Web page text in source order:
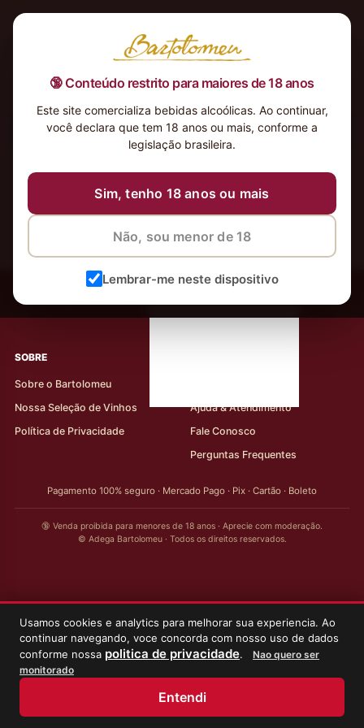
🔞 Conteúdo restrito para maiores de 18 anos
Este site comercializa bebidas alcoólicas. Ao continuar,
você declara que tem 18 anos ou mais, conforme a
legislação brasileira.
Sim, tenho 18 anos ou mais
Não, sou menor de 18
Lembrar-me neste dispositivo
Nenhum produto foi encontrado para a sua seleção.
Usamos cookies e analytics para melhorar sua experiencia. Ao
continuar navegando, voce concorda com nosso uso de dados
conforme nossa politica de privacidade.
Nao quero ser
monitorado
Entendi
‹ Meus Vinhos
Mais de 80.000 clientes apaixonados por nossos
rótulos
SOBRE
Sobre o Bartolomeu
Nossa Seleção de Vinhos
Política de Privacidade
Ajuda & Atendimento
Fale Conosco
Perguntas Frequentes
Pagamento 100% seguro · Mercado Pago · Pix · Cartão · Boleto
🔞 Venda proibida para menores de 18 anos · Aprecie com moderação.
© Adega Bartolomeu · Todos os direitos reservados.